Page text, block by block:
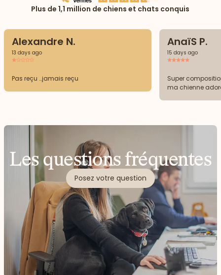
Plus de 1,1 million de chiens et chats conquis
Alexandre N.
13 days ago
Pas reçu …jamais reçu
AnaïS P.
15 days ago
Super
ma chienne
Les questions fréquentes
Posez votre question